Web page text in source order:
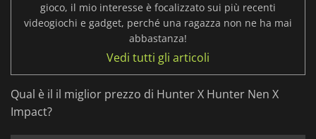
gioco, il mio interesse è focalizzato sui più recenti
videogiochi e gadget, perché una ragazza non ne ha mai
abbastanza!
Vedi tutti gli articoli
Qual è il il miglior prezzo di Hunter X Hunter Nen X
Impact?